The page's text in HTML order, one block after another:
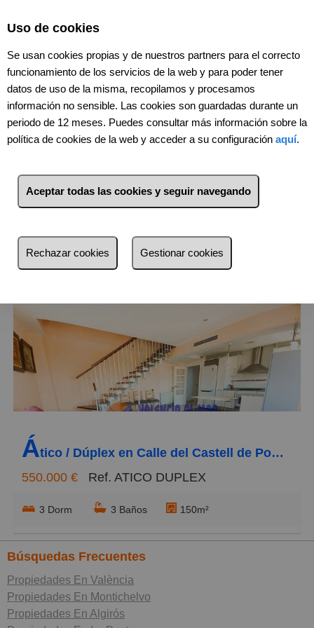
1 Inmuebles Quatre Carreres
(València)
Lista Mapa
más reciente
Menos reciente
Baratos
Pequeños
Grandes
Ático / Dúplex en Calle del Castell de Pop 2, La Punta
550.000 €
Ref. ATICO DUPLEX
3 Dorm 3 Baños 150m²
Búsquedas Frecuentes
Propiedades En València
Propiedades En Montichelvo
Propiedades En Algirós
Uso de cookies
Se usan cookies propias y de nuestros partners para el correcto
funcionamiento de los servicios de la web y para poder tener
datos de uso de la misma, recopilamos y procesamos
información no sensible. Las cookies son guardadas durante un
periodo de 12 meses. Puedes consultar más información sobre la
política de cookies de la web y acceder a su configuración aquí.
Aceptar todas las cookies y seguir navegando
Rechazar cookies Gestionar cookies